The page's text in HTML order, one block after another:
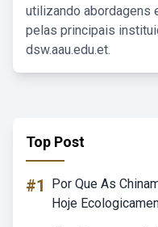
utilizando abordagens
pelas principais
dsw.aau.edu.et.
Top Post
#1
Por Que As
Hoje